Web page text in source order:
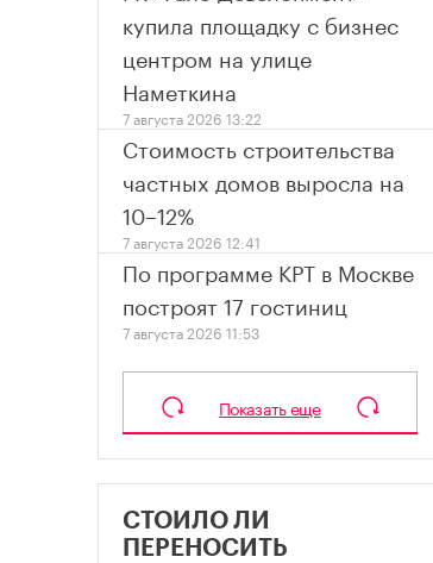
купила площадку с бизнес
центром на улице
Наметкина
7 августа 2026 13:22
Стоимость строительства
частных домов выросла на
10–12%
7 августа 2026 12:41
По программе КРТ в Москве
построят 17 гостиниц
7 августа 2026 11:53
Показать еще
СТОИЛО ЛИ
ПЕРЕНОСИТЬ